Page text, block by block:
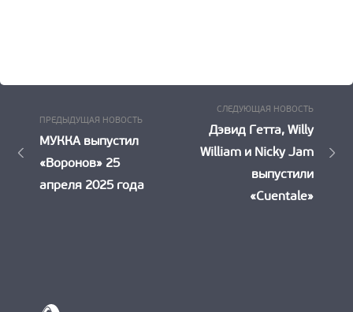
записям
ПРЕДЫДУЩАЯ НОВОСТЬПредыдущая
МУККА выпустил
«Воронов» 25
апреля 2025 года
СЛЕДУЮЩАЯ НОВОСТЬ
Дэвид Гетта, Willy
William и Nicky Jam
выпустили
«Cuentale»